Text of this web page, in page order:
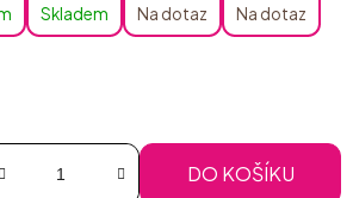
Skladem Na dotaz Na dotaz
DO KOŠÍKU